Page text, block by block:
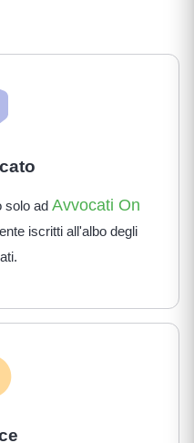
solo ad Avvocati On
iscritti all'albo degli